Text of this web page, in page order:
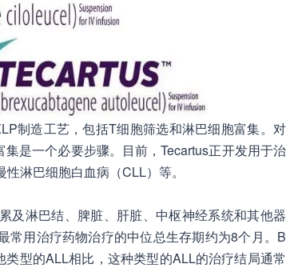
制造工艺，包括T细胞筛选和淋巴细胞富集。对
集是一个必要步骤。目前，Tecartus正开发用于治
淋巴细胞白血病（CLL）等。
及淋巴结、脾脏、肝脏、中枢神经系统和其他器
常用治疗药物治疗的中位总生存期约为8个月。B
型的ALL相比，这种类型的ALL的治疗结局通常